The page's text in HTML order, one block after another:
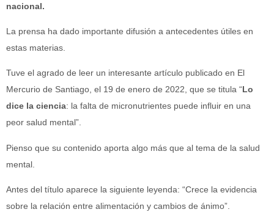
nacional.
La prensa ha dado importante difusión a antecedentes útiles en
estas materias.
Tuve el agrado de leer un interesante artículo publicado en El
Mercurio de Santiago, el 19 de enero de 2022, que se titula “Lo
dice la ciencia: la falta de micronutrientes puede influir en una
peor salud mental”.
Pienso que su contenido aporta algo más que al tema de la salud
mental.
Antes del título aparece la siguiente leyenda: “Crece la evidencia
sobre la relación entre alimentación y cambios de ánimo”.